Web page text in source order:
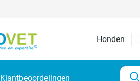
Honden
Klantbeoordelingen